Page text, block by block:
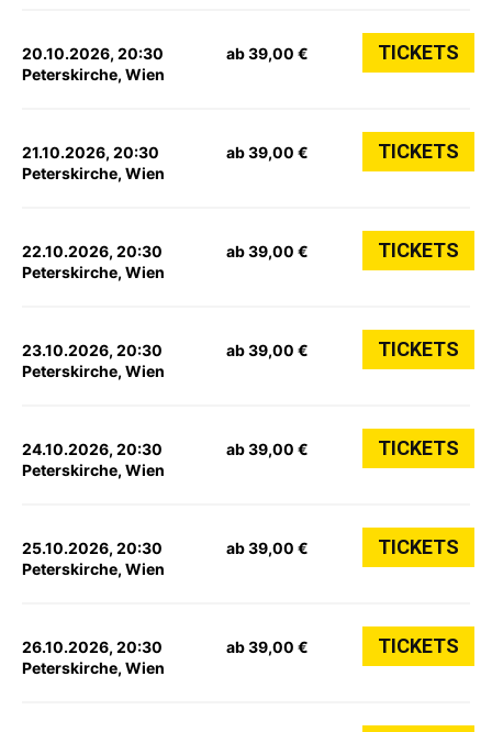
20.10.2026, 20:30
Peterskirche, Wien
ab 39,00 € TICKETS
21.10.2026, 20:30
Peterskirche, Wien
ab 39,00 € TICKETS
22.10.2026, 20:30
Peterskirche, Wien
ab 39,00 € TICKETS
23.10.2026, 20:30
Peterskirche, Wien
ab 39,00 € TICKETS
24.10.2026, 20:30
Peterskirche, Wien
ab 39,00 € TICKETS
25.10.2026, 20:30
Peterskirche, Wien
ab 39,00 € TICKETS
26.10.2026, 20:30
Peterskirche, Wien
ab 39,00 € TICKETS